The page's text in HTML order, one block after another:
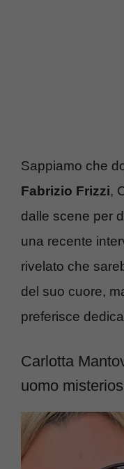
Sappiamo che
Fabrizio Frizzi,
dalle scene per
una recente
rivelato che
del suo cuore,
preferisce
Carlotta
uomo